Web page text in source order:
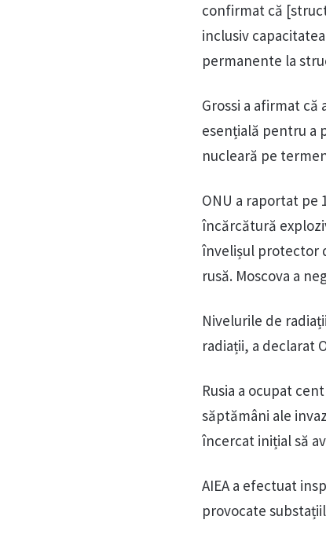
confirmat că
inclusiv
permanente la
Grossi a afirmat
esențială pentru a
nucleară pe
ONU a raportat pe
încărcătură
învelișul protector
rusă. Moscova a
Nivelurile de
radiații, a declarat
Rusia a ocupat
săptămâni ale
încercat inițial să
AIEA a efectuat
provocate